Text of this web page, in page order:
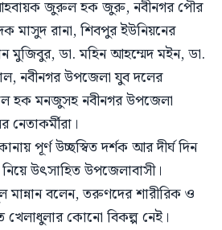
জুরুল হক জুরু, নবীনগর পৌর
মাসুদ রানা, শিবপুর ইউনিয়নের
মুজিবুর, ডা. মহিন আহম্মেদ মইন, ডা.
নবীনগর উপজেলা যুব দলের
হক মনজুসহ নবীনগর উপজেলা
পূর্ণ উচ্ছস্বিত দর্শক আর দীর্ঘ দিন
উৎসাহিত উপজেলাবাসী।
বলেন, তরুণদের শারীরিক ও
খেলাধুলার কোনো বিকল্প নেই।